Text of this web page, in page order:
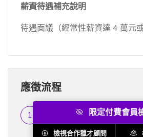
薪資待遇補充說明
待遇面議（經常性薪資達 4 萬元或
應徵流程
履歷篩選
...
限定付費會員
檢視合作獵才顧問